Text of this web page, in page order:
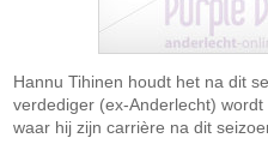
Hannu Tihinen houdt het na dit
verdediger (ex-Anderlecht)
waar hij zijn carrière na dit